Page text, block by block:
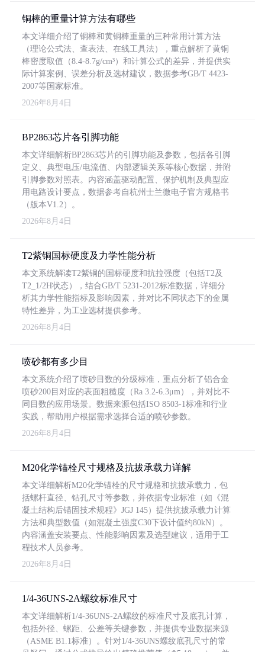
铜棒的重量计算方法有哪些
本文详细介绍了铜棒和黄铜棒重量的三种常用计算方法
（理论公式法、查表法、在线工具法），重点解析了黄铜
棒密度取值（8.4-8.7g/cm³）和计算公式的差异，并提供实
际计算案例、误差分析及选材建议，数据参考GB/T 4423-
2007等国家标准。
2026年8月4日
BP2863芯片各引脚功能
本文详细解析BP2863芯片的引脚功能及参数，包括各引脚
定义、典型电压/电流值、内部逻辑关系等核心数据，并附
引脚参数对照表。内容涵盖驱动配置、保护机制及典型应
用电路设计要点，数据参考自杭州士兰微电子官方规格书
（版本V1.2）。
2026年8月4日
T2紫铜国标硬度及力学性能分析
本文系统解读T2紫铜的国标硬度和抗拉强度（包括T2及
T2_1/2H状态），结合GB/T 5231-2012标准数据，详细分
析其力学性能指标及影响因素，并对比不同状态下的金属
特性差异，为工业选材提供参考。
2026年8月4日
喷砂都有多少目
本文系统介绍了喷砂目数的分级标准，重点分析了铝合金
喷砂200目对应的表面粗糙度（Ra 3.2-6.3μm），并对比不
同目数的应用场景。数据来源包括ISO 8503-1标准和行业
实践，帮助用户根据需求选择合适的喷砂参数。
2026年8月4日
M20化学锚栓尺寸规格及抗拔承载力详解
本文详细解析M20化学锚栓的尺寸规格和抗拔承载力，包
括螺杆直径、钻孔尺寸等参数，并依据专业标准（如《混
凝土结构后锚固技术规程》JGJ 145）提供抗拔承载力计算
方法和典型数值（如混凝土强度C30下设计值约80kN）。
内容涵盖安装要点、性能影响因素及选型建议，适用于工
程技术人员参考。
2026年8月4日
1/4-36UNS-2A螺纹标准尺寸
本文详细解析1/4-36UNS-2A螺纹的标准尺寸及底孔计算，
包括外径、螺距、公差等关键参数，并提供专业数据来源
（ASME B1.1标准）。针对1/4-36UNS螺纹底孔尺寸的常